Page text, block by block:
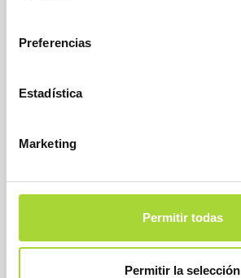
Preferencias
Estadística
Marketing
Permitir todas
Permitir la selección
SOBRE BIOSIM
EQUIPO
ASOCIADOS ADHERIDOS
NOTICIAS